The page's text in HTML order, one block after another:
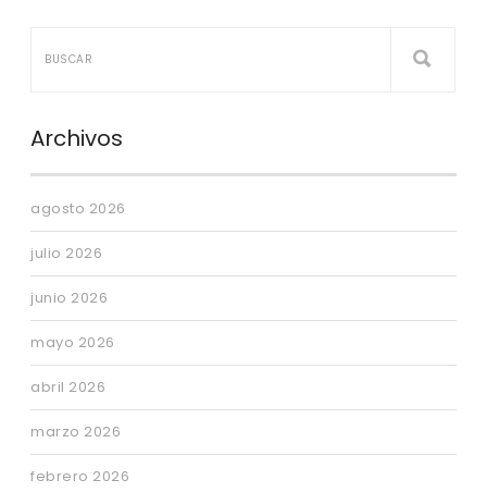
Archivos
agosto 2026
julio 2026
junio 2026
mayo 2026
abril 2026
marzo 2026
febrero 2026